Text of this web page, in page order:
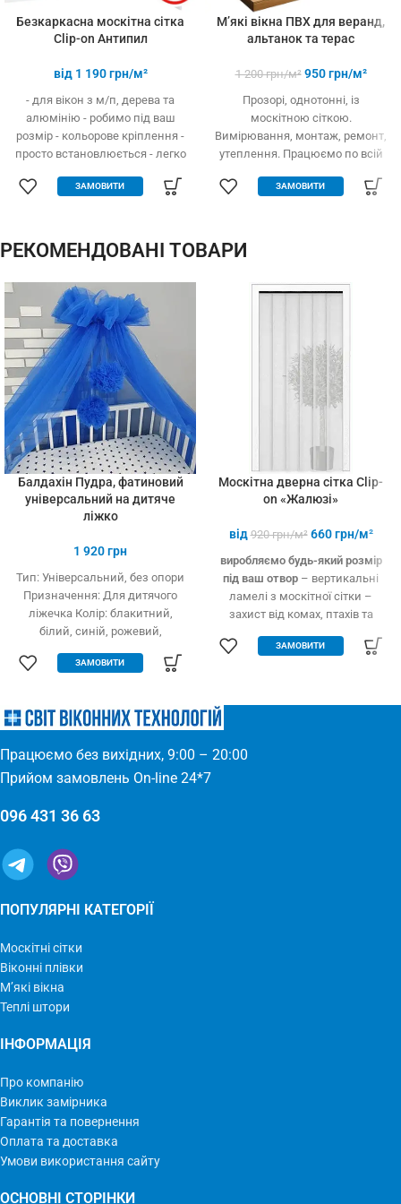
Безкаркасна москітна сітка
Clip-on Антипил
від 1 190грн/м²
- для вікон з м/п, дерева та
алюмінію - робимо під ваш
розмір - кольорове кріплення -
просто встановлюється - легко
дешевше аналогів за явних
які форми та розміри:
трикутник, трапеція - проста в
потрібний)
ЗАМОВИТИ
М’які вікна ПВХ для веранд,
альтанок та терас
1 200грн/м² 950грн/м²
Прозорі, однотонні, із
москітною сіткою.
Вимірювання, монтаж, ремонт,
утеплення. Працюємо по всій
ЗАМОВИТИ
РЕКОМЕНДОВАНІ ТОВАРИ
Балдахін Пудра, фатиновий
універсальний на дитяче
ліжко
1 920грн
Тип: Універсальний, без опори
Призначення: Для дитячого
ліжечка Колір: блакитний,
білий, синій, рожевий,
(Євросітка) Розміри: 1,8 х 9 м
ЗАМОВИТИ
Москітна дверна сітка Clip-
on «Жалюзі»
від 920грн/м² 660грн/м²
виробляємо будь-який розмір
під ваш отвор – вертикальні
ламелі з москітної сітки –
захист від комах, птахів та
пропускає повітря – підходить
метал – елементарно
ЗАМОВИТИ
Працюємо без вихідних, 9:00 – 20:00
Прийом замовлень On-line 24*7
096 431 36 63
ПОПУЛЯРНІ КАТЕГОРІЇ
Москітні сітки
Віконні плівки
М’які вікна
Теплі штори
ІНФОРМАЦІЯ
Про компанію
Виклик замірника
Гарантія та повернення
Оплата та доставка
Умови використання сайту
ОСНОВНІ СТОРІНКИ